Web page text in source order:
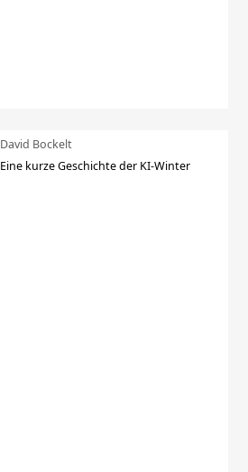
David Bockelt
Eine kurze Geschichte der KI-Winter